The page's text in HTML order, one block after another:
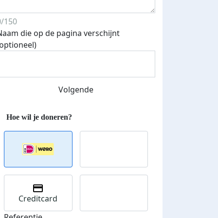
150
die op de pagina verschijnt
Volgende
Creditcard